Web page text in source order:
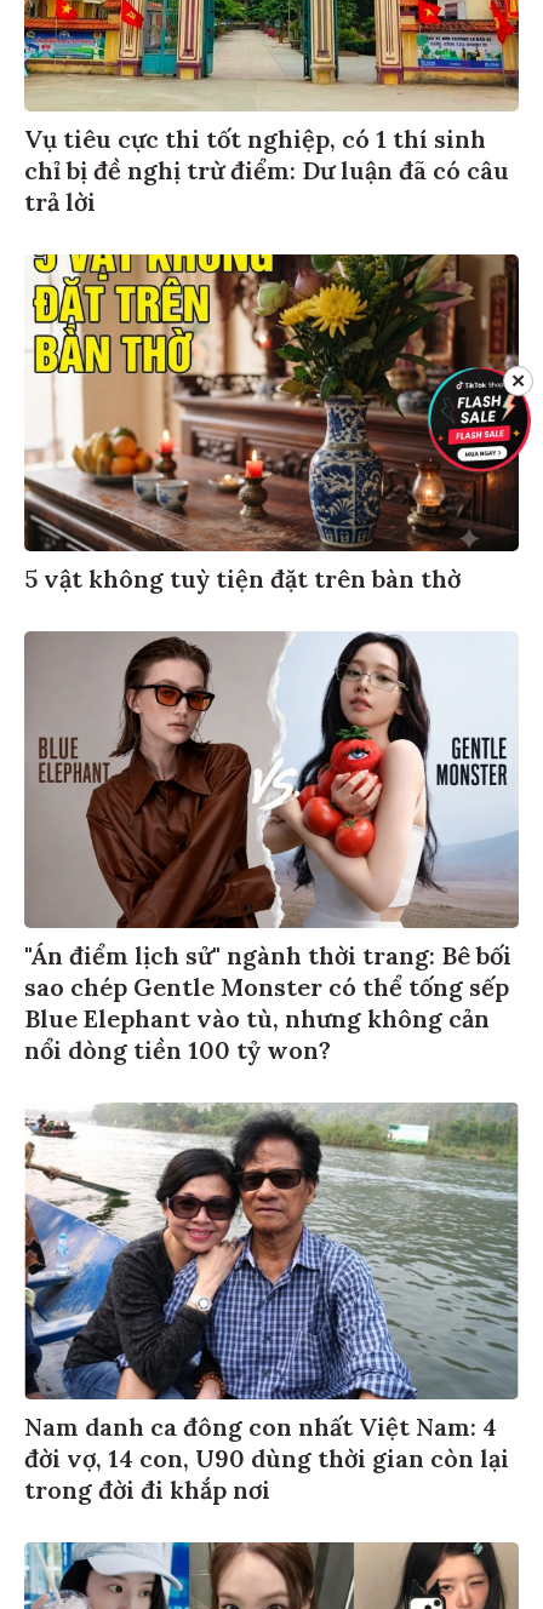
Vụ tiêu cực thi tốt nghiệp, có 1 thí sinh
chỉ bị đề nghị trừ điểm: Dư luận đã có câu
trả lời
5 vật không tuỳ tiện đặt trên bàn thờ
"Án điểm lịch sử" ngành thời trang: Bê bối
sao chép Gentle Monster có thể tống sếp
Blue Elephant vào tù, nhưng không cản
nổi dòng tiền 100 tỷ won?
Nam danh ca đông con nhất Việt Nam: 4
đời vợ, 14 con, U90 dùng thời gian còn lại
trong đời đi khắp nơi
✕